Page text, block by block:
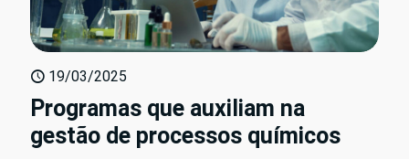
19/03/2025
Programas que auxiliam na
gestão de processos químicos